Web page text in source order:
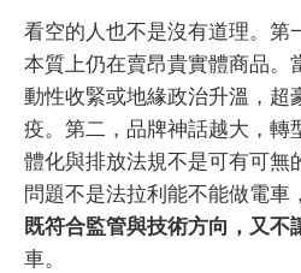
看空的人也不是沒有道理。第
本質上仍在賣昂貴實體商品。
動性收緊或地緣政治升溫，超
疫。第二，品牌神話越大，轉
體化與排放法規不是可有可無
問題不是法拉利能不能做電車
既符合監管與技術方向，又不
車。